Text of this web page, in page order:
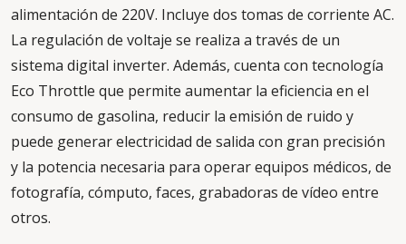
alimentación de 220V. Incluye dos tomas de corriente AC.
La regulación de voltaje se realiza a través de un
sistema digital inverter. Además, cuenta con tecnología
Eco Throttle que permite aumentar la eficiencia en el
consumo de gasolina, reducir la emisión de ruido y
puede generar electricidad de salida con gran precisión
y la potencia necesaria para operar equipos médicos, de
fotografía, cómputo, faces, grabadoras de vídeo entre
otros.